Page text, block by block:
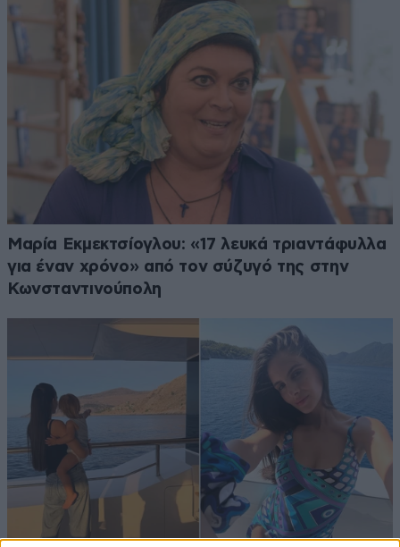
Μαρία Εκμεκτσίογλου: «17 λευκά τριαντάφυλλα
για έναν χρόνο» από τον σύζυγό της στην
Κωνσταντινούπολη